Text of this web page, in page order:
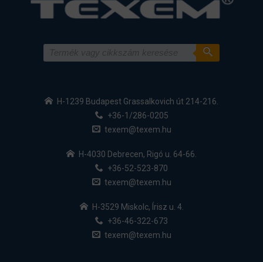
H-1239 Budapest Grassalkovich út 214-216.
+36-1/286-0205
texem@texem.hu
H-4030 Debrecen, Rigó u. 64-66.
+36-52-523-870
texem@texem.hu
H-3529 Miskolc, Írisz u. 4.
+36-46-322-673
texem@texem.hu